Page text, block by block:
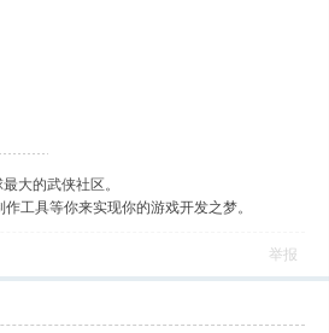
大的武侠社区。
工具等你来实现你的游戏开发之梦。
举报